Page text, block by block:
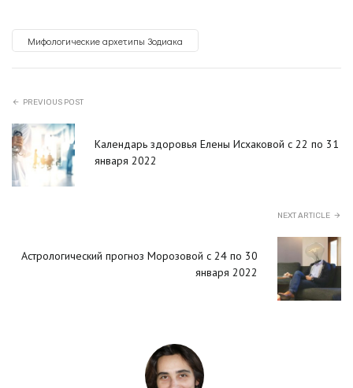
Мифологические архетипы Зодиака
PREVIOUS POST
Календарь здоровья Елены Исхаковой с 22 по 31
января 2022
NEXT ARTICLE
Астрологический прогноз Морозовой с 24 по 30
января 2022